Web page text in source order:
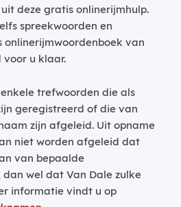
deze gratis onlinerijmhulp.
spreekwoorden en
onlinerijmwoordenboek van
u klaar.
trefwoorden die als
geregistreerd of die van
zijn afgeleid. Uit opname
niet worden afgeleid dat
van bepaalde
wel dat Van Dale zulke
informatie vindt u op